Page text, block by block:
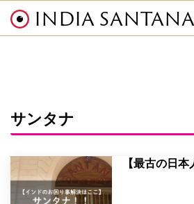
INDIA SANTANA
サンタナ
【最古の日